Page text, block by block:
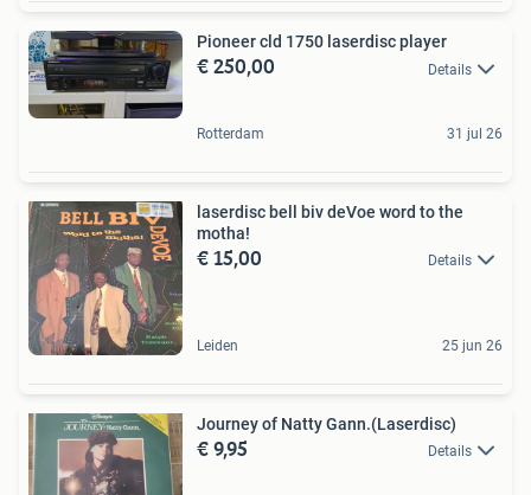
Pioneer cld 1750 laserdisc player
€ 250,00 Details
Rotterdam 31 jul 26
laserdisc bell biv deVoe word to the
motha!
€ 15,00 Details
Leiden 25 jun 26
Journey of Natty Gann.(Laserdisc)
€ 9,95 Details